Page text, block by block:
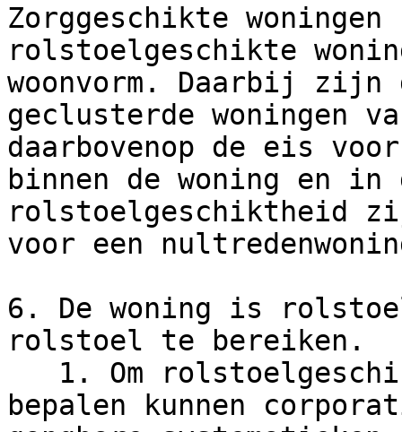
Zorggeschikte
rolstoelgeschikte
woonvorm. Daarbij zijn
geclusterde woningen
daarbovenop de eis
binnen de woning en in
rolstoelgeschiktheid
voor een
6. De woning is
rolstoel te bereiken.
bepalen kunnen